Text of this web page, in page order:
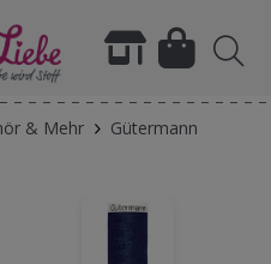
& Mehr
Gütermann